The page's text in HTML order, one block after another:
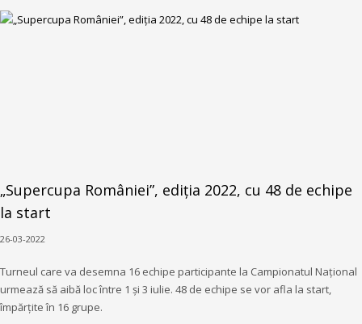
„Supercupa României”, ediția 2022, cu 48 de echipe
la start
26-03-2022
Turneul care va desemna 16 echipe participante la Campionatul Național
urmează să aibă loc între 1 și 3 iulie. 48 de echipe se vor afla la start,
împărțite în 16 grupe.